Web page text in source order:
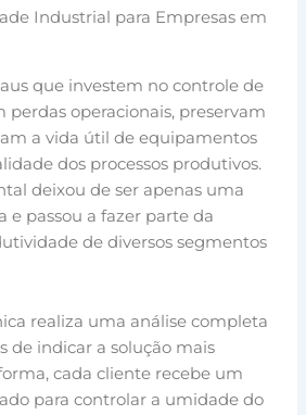
Industrial para Empresas em
que investem no controle de
operacionais, preservam
a vida útil de equipamentos
dos processos produtivos.
deixou de ser apenas uma
e passou a fazer parte da
de diversos segmentos
realiza uma análise completa
de indicar a solução mais
cada cliente recebe um
para controlar a umidade do